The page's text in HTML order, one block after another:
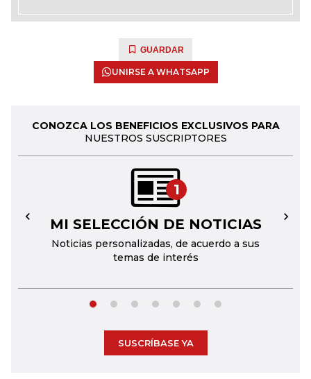
GUARDAR
UNIRSE A WHATSAPP
CONOZCA LOS BENEFICIOS EXCLUSIVOS PARA
NUESTROS SUSCRIPTORES
1
MI SELECCIÓN DE NOTICIAS
Noticias personalizadas, de acuerdo a sus
temas de interés
← →
SUSCRÍBASE YA